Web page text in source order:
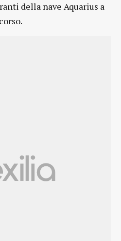
della nave Aquarius a